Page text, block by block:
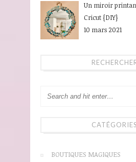
Un miroir
Cricut {DIY}
10 mars 2021
CATÉGORIES
BOUTIQUES MAGIQUES